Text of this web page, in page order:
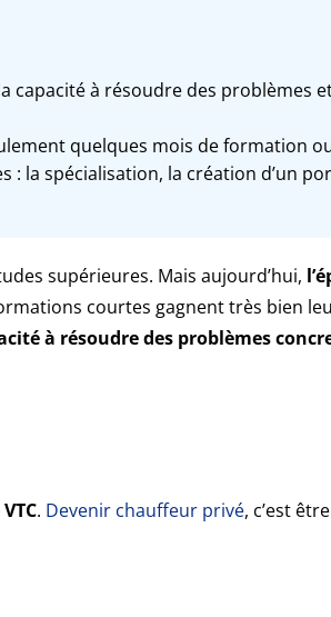
à résoudre des problèmes
quelques mois de formation
: la spécialisation, la création d’un
supérieures. Mais aujourd’hui,
courtes gagnent très bien
à résoudre des problèmes
. Devenir chauffeur privé, c’est